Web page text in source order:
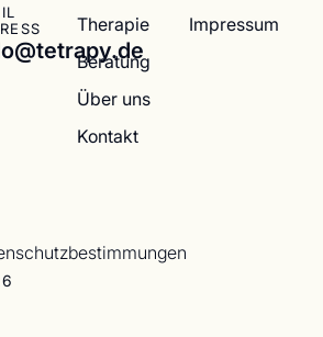
Therapie
Beratung
Über uns
Kontakt
Impressum